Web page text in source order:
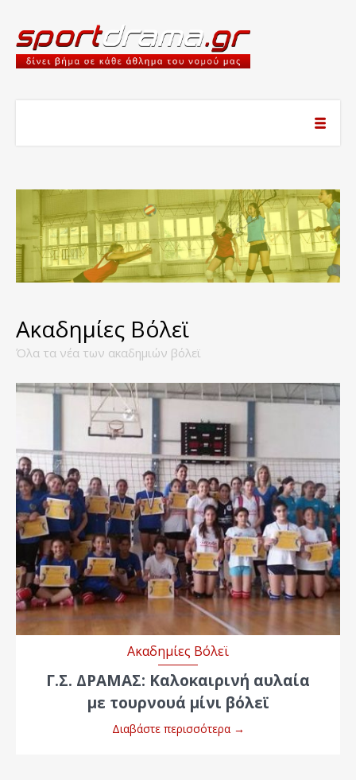
Ακαδημίες Βόλεϊ
Όλα τα νέα των ακαδημιών βόλεϊ
Ακαδημίες Βόλεϊ
Γ.Σ. ΔΡΑΜΑΣ: Καλοκαιρινή αυλαία
με τουρνουά μίνι βόλεϊ
Διαβάστε περισσότερα →